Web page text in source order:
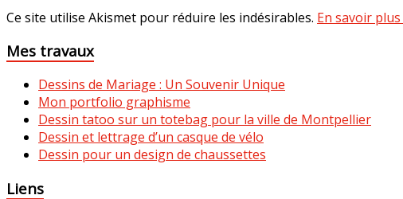
Ce site utilise Akismet pour réduire les indésirables. En savoir
Mes travaux
Dessins de Mariage : Un Souvenir Unique
Mon portfolio graphisme
Dessin tatoo sur un totebag pour la ville de Montpellier
Dessin et lettrage d’un casque de vélo
Dessin pour un design de chaussettes
Liens